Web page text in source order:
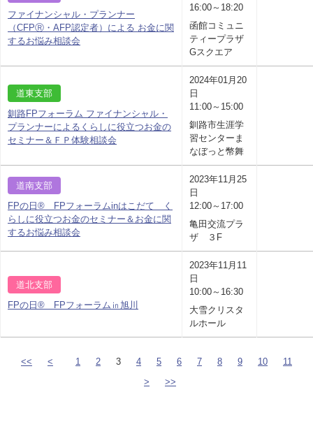
ファイナンシャル・プランナー
（CFPⓇ・AFP認定者）による お金に関
するお悩み相談会
16:00～18:20
函館コミュニ
ティープラザ
Gスクエア
道東支部
釧路FPフォーラム ファイナンシャル・
プランナーによるくらしに役立つお金の
セミナー＆ＦＰ体験相談会
2024年01月20
日
11:00～15:00
釧路市生涯学
習センターま
なぼっと幣舞
道南支部
FPの日® FPフォーラムinはこだて く
らしに役立つお金のセミナー＆お金に関
するお悩み相談会
2023年11月25
日
12:00～17:00
亀田交流プラ
ザ ３F
道北支部
FPの日® FPフォーラム㏌旭川
2023年11月11
日
10:00～16:30
大雪クリスタ
ルホール
<< < 1 2 3 4 5 6 7 8 9 10
11
>
>>